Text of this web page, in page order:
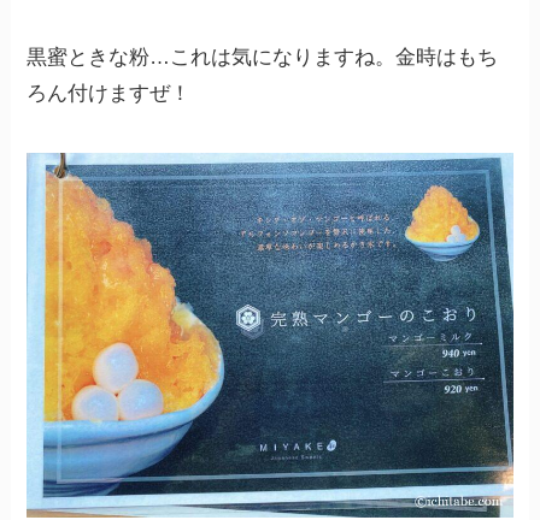
黒蜜ときな粉…これは気になりますね。金時はもち
ろん付けますぜ！